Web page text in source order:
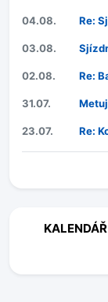
04.08. Re:
03.08.
02.08. Re:
31.07.
23.07. Re: